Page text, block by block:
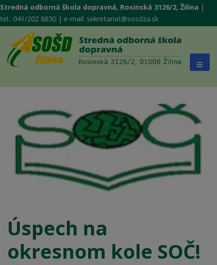
Stredná odborná škola dopravná, Rosinská 3126/2, Žilina |
tel.: 041/202 8850 | e-mail: sekretariat@sosdza.sk
Úspech na
okresnom kole SOČ!